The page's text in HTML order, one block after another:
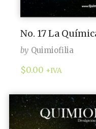
No. 17 La
by Quimiofilia
$0.00 +IVA